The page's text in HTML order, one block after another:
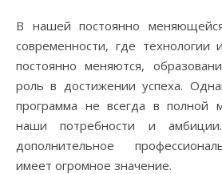
В нашей постоянно меняющейся и развивающейся
современности, где технологии
постоянно меняются,
роль в достижении успеха.
программа не всегда в полной
наши потребности и
дополнительное
имеет огромное значение.